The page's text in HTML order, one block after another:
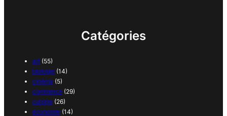
Catégories
art (55)
biologie (14)
cinéma (5)
commerce (29)
cuisine (26)
économie (14)